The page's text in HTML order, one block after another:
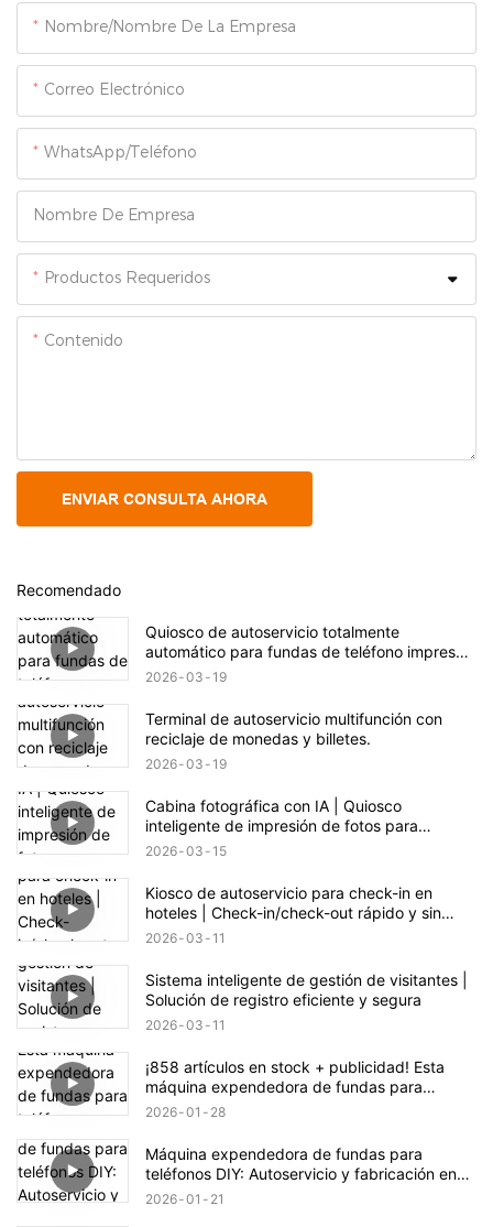
Nombre/Nombre De La Empresa
Correo Electrónico
WhatsApp/Teléfono
Nombre De Empresa
Productos Requeridos
Contenido
ENVIAR CONSULTA AHORA
Recomendado
Quiosco de autoservicio totalmente
automático para fundas de teléfono impresas
a medida
2026 03 19
Terminal de autoservicio multifunción con
reciclaje de monedas y billetes.
2026 03 19
Cabina fotográfica con IA | Quiosco
inteligente de impresión de fotos para
eventos y comercios
2026 03 15
Kiosco de autoservicio para check-in en
hoteles | Check-in/check-out rápido y sin
contacto
2026 03 11
Sistema inteligente de gestión de visitantes |
Solución de registro eficiente y segura
2026 03 11
¡858 artículos en stock + publicidad! Esta
máquina expendedora de fundas para
teléfono esconde una gran oportunidad de
2026 01 28
Máquina expendedora de fundas para
teléfonos DIY: Autoservicio y fabricación en
un solo clic
2026 01 21